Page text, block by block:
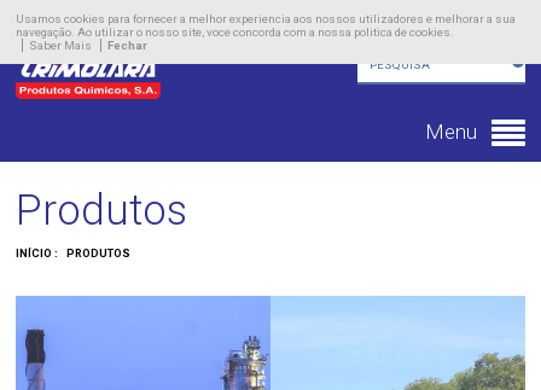
Usamos cookies para fornecer a melhor experiencia aos nossos utilizadores e melhorar a sua
navegação. Ao utilizar o nosso site, voce concorda com a nossa politica de cookies.
Saber Mais
Fechar
Empresa
Produtos
Menu
Produtos
INÍCIO : PRODUTOS